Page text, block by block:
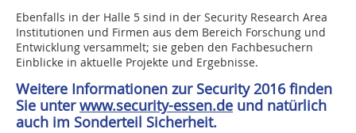
Ebenfalls in der Halle 5 sind in der Security Research Area
Institutionen und Firmen aus dem Bereich Forschung und
Entwicklung versammelt; sie geben den Fachbesuchern
Einblicke in aktuelle Projekte und Ergebnisse.
Weitere Informationen zur Security 2016 finden
Sie unterwww.security-essen.de und natürlich
auch im Sonderteil Sicherheit.